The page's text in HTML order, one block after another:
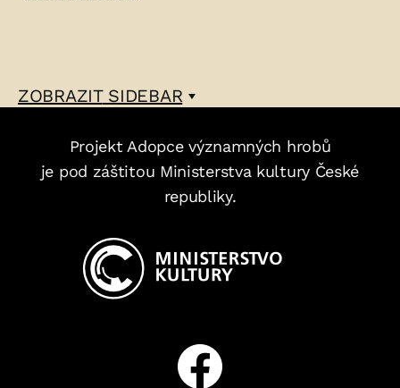
ZOBRAZITSIDEBAR
Projekt Adopce významných hrobů
je pod záštitou Ministerstva kultury České
republiky.
Facebook